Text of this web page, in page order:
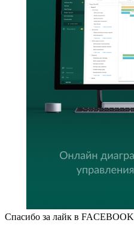
Спасибо за лайк в FACEBOOK